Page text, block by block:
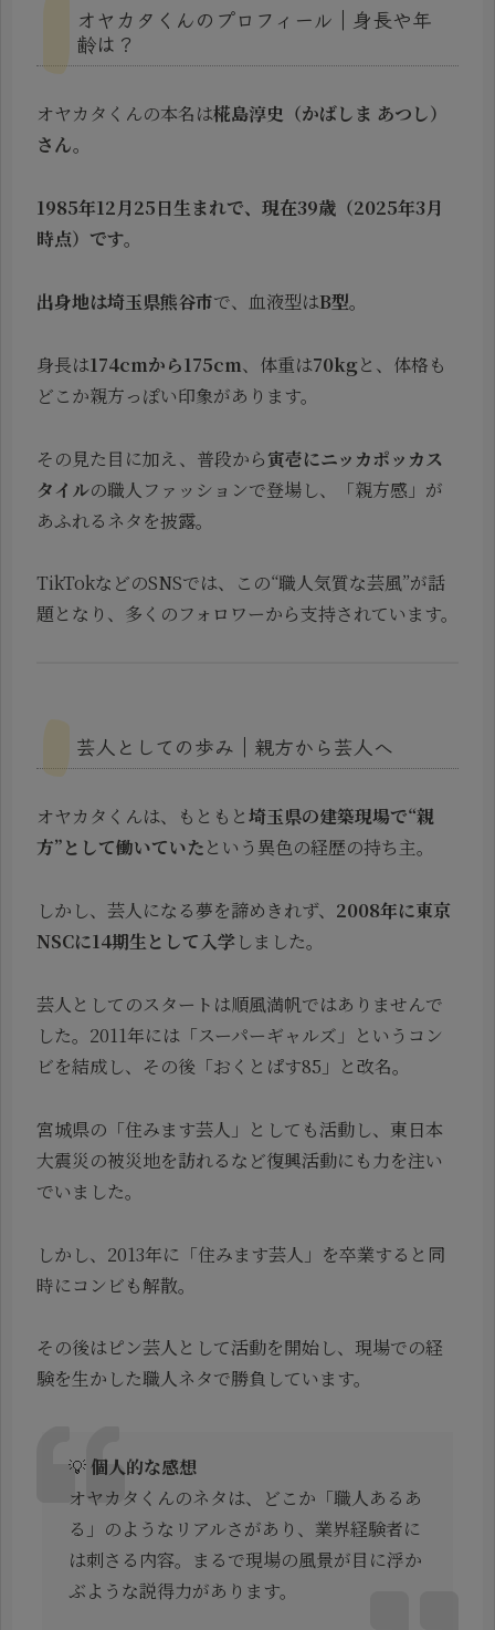
オヤカタくんのプロフィール｜身長や年
齢は？
オヤカタくんの本名は椛島淳史（かばしま あつし）
さん。
1985年12月25日生まれで、現在39歳（2025年3月
時点）です。
出身地は埼玉県熊谷市で、血液型はB型。
身長は174cmから175cm、体重は70kgと、体格も
どこか親方っぽい印象があります。
その見た目に加え、普段から寅壱にニッカポッカス
タイルの職人ファッションで登場し、「親方感」が
あふれるネタを披露。
TikTokなどのSNSでは、この“職人気質な芸風”が話
題となり、多くのフォロワーから支持されています。
芸人としての歩み｜親方から芸人へ
オヤカタくんは、もともと埼玉県の建築現場で“親
方”として働いていたという異色の経歴の持ち主。
しかし、芸人になる夢を諦めきれず、 2008年に東京
NSCに14期生として入学しました。
芸人としてのスタートは順風満帆ではありませんで
した。2011年には「スーパーギャルズ」というコン
ビを結成し、その後「おくとぱす85」と改名。
宮城県の「住みます芸人」としても活動し、東日本
大震災の被災地を訪れるなど復興活動にも力を注い
でいました。
しかし、2013年に「住みます芸人」を卒業すると同
時にコンビも解散。
その後はピン芸人として活動を開始し、現場での経
験を生かした職人ネタで勝負しています。
💡 個人的な感想
オヤカタくんのネタは、どこか「職人あるあ
る」のようなリアルさがあり、業界経験者に
は刺さる内容。まるで現場の風景が目に浮か
ぶような説得力があります。